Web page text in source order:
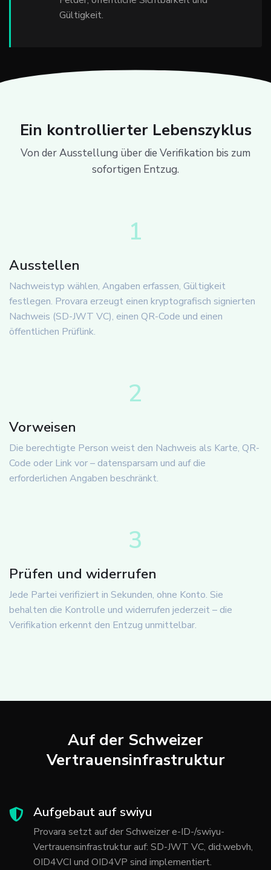
Gültigkeit.
Ein kontrollierter Lebenszyklus
Von der Ausstellung über die Verifikation bis zum
sofortigen Entzug.
1
Ausstellen
Nachweistyp wählen, Angaben erfassen, Gültigkeit
festlegen. Provara erzeugt einen kryptografisch signierten
Nachweis (SD-JWT VC), einen QR-Code und einen
öffentlichen Prüflink.
2
Vorweisen
Die berechtigte Person weist den Nachweis als Karte, QR-
Code oder Link vor – datensparsam und auf die
erforderlichen Angaben beschränkt.
3
Prüfen und widerrufen
Jede Partei verifiziert in Sekunden, ohne Konto. Sie
behalten die Kontrolle und widerrufen jederzeit – die
Verifikation erkennt den Entzug unmittelbar.
Auf der Schweizer
Vertrauensinfrastruktur
Aufgebaut auf swiyu
Provara setzt auf der Schweizer e-ID-/swiyu-
Vertrauensinfrastruktur auf: SD-JWT VC, did:webvh,
OID4VCI und OID4VP sind implementiert.